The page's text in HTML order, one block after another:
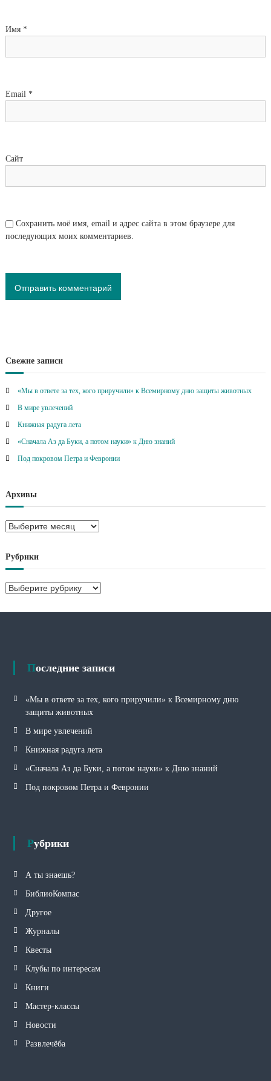
Имя *
Email *
Сайт
Сохранить моё имя, email и адрес сайта в этом браузере для
последующих моих комментариев.
Свежие записи
«Мы в ответе за тех, кого приручили» к Всемирному дню защиты животных
В мире увлечений
Книжная радуга лета
«Сначала Аз да Буки, а потом науки» к Дню знаний
Под покровом Петра и Февронии
Архивы
А
ы
Рубрики
Р
б
Последние записи
«Мы в ответе за тех, кого приручили» к Всемирному дню
защиты животных
В мире увлечений
Книжная радуга лета
«Сначала Аз да Буки, а потом науки» к Дню знаний
Под покровом Петра и Февронии
Рубрики
А ты знаешь?
БиблиоКомпас
Другое
Журналы
Квесты
Клубы по интересам
Книги
Мастер-классы
Новости
Развлечёба